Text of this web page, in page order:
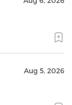
Aug 5, 2026